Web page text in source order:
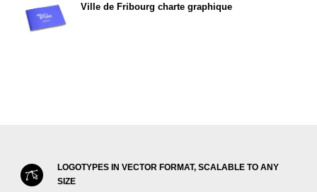
Ville de Fribourg charte graphique
LOGOTYPES IN VECTOR FORMAT, SCALABLE TO ANY
SIZE